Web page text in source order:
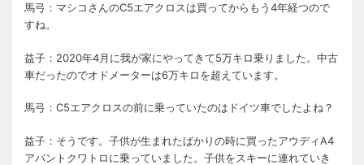
馬弓：マシコさんのC5エアクロスは買ってからもう4年経つので
すね。
益子： 2020年4月に我が家にやってきて5万キロ乗りました。中古
車だったのでオドメーターは6万キロを超えています。
馬弓： C5エアクロスの前に乗っていたのはドイツ車でしたよね？
益子：そうです。子供が生まれたばかりの時に買ったアウディA4
アバントクワトロに乗っていました。子供をスキーに連れていき